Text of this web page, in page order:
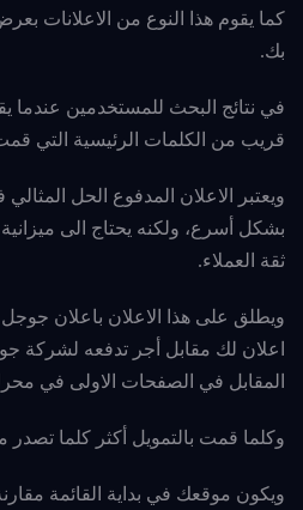
كما يقوم هذا النوع من الاعلانات
بك.
في نتائج البحث للمستخدمين عندما
قريب من الكلمات الرئيسية التي
ويعتبر الاعلان المدفوع الحل
بشكل أسرع، ولكنه يحتاج الى
ثقة العملاء.
ويطلق على هذا الاعلان باعلان
اعلان لك مقابل أجر تدفعه لشركة
المقابل في الصفحات الاولى في
وكلما قمت بالتمويل أكثر كلما
ويكون موقعك في بداية القائمة